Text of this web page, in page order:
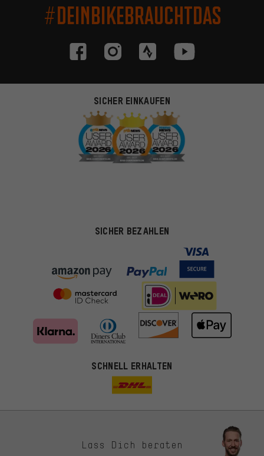
#DEINBIKEBRAUCHTDAS
SICHER EINKAUFEN
SICHER BEZAHLEN
SCHNELL ERHALTEN
Lass Dich beraten